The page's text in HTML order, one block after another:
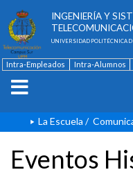
INGENIERÍA Y
UNIVERSIDAD POLITÉCNICA
Intra-Empleados Intra-Alumnos
La Escuela /
Eventos